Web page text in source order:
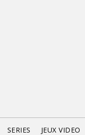
SERIES JEUX VIDEO